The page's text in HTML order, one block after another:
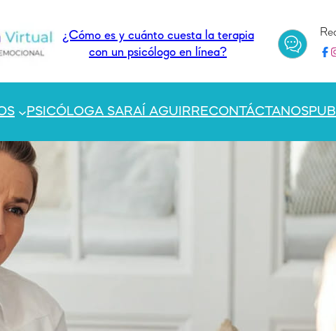
¿Cómo es y cuánto cuesta la terapia
con un psicólogo en línea?
PSICÓLOGA SARAÍ AGUIRRECONTÁCTANOS